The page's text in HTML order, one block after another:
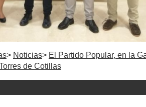
Noticias
El Partido Popular, en la
de Cotillas